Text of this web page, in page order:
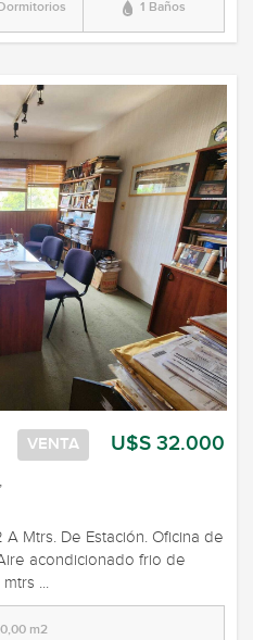
1 Baños
U$S 32.000
VENTA
A Mtrs. De Estación. Oficina de
acondicionado frio de
...
m2